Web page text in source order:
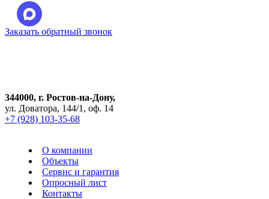
Заказать обратный звонок
344000, г. Ростов-на-Дону,
ул. Доватора, 144/1, оф. 14
+7 (928) 103-35-68
О компании
Объекты
Сервис и гарантия
Опросный лист
Контакты